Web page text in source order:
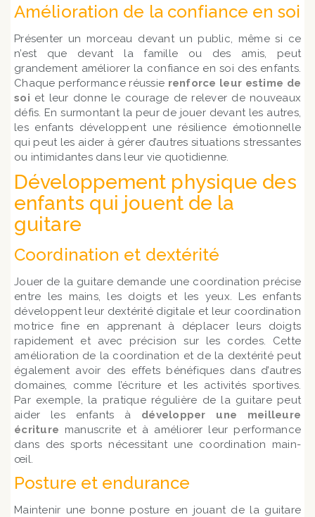
Amélioration de la confiance en soi
Présenter un morceau devant un public, même si ce
n’est que devant la famille ou des amis, peut
grandement améliorer la confiance en soi des enfants.
Chaque performance réussie renforce leur estime de
soi et leur donne le courage de relever de nouveaux
défis. En surmontant la peur de jouer devant les autres,
les enfants développent une résilience émotionnelle
qui peut les aider à gérer d’autres situations stressantes
ou intimidantes dans leur vie quotidienne.
Développement physique des
enfants qui jouent de la
guitare
Coordination et dextérité
Jouer de la guitare demande une coordination précise
entre les mains, les doigts et les yeux. Les enfants
développent leur dextérité digitale et leur coordination
motrice fine en apprenant à déplacer leurs doigts
rapidement et avec précision sur les cordes. Cette
amélioration de la coordination et de la dextérité peut
également avoir des effets bénéfiques dans d’autres
domaines, comme l’écriture et les activités sportives.
Par exemple, la pratique régulière de la guitare peut
aider les enfants à développer une meilleure
écriture manuscrite et à améliorer leur performance
dans des sports nécessitant une coordination main-
œil.
Posture et endurance
Maintenir une bonne posture en jouant de la guitare